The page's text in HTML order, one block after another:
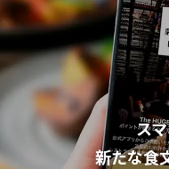
ス
新たな食